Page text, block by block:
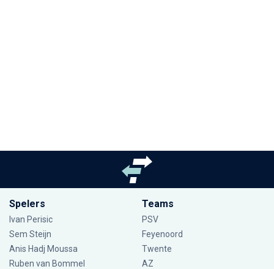
Spelers
Ivan Perisic
Sem Steijn
Anis Hadj Moussa
Ruben van Bommel
Teams
PSV
Feyenoord
Twente
AZ